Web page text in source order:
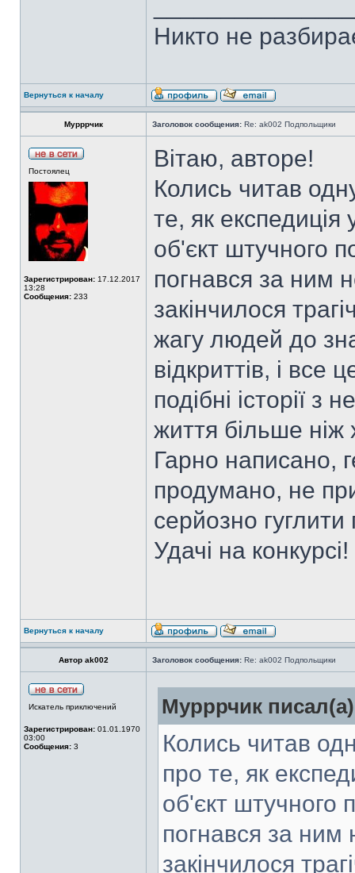
Никто не
Вернуться к началу
Мурррчик Заголовок сообщения: Re: ak002 Подпольщики
Постоялец
Зарегистрирован: 17.12.2017
13:28
Сообщения: 233
Вітаю, авторе!
Колись читав
те, як
об'єкт штучного
погнався за ним
закінчилося
жагу людей до
відкриттів, і все
подібні історії
життя більше ніж
Гарно написано,
продумано, не
серйозно
Удачі на конкурсі!
Вернуться к началу
Автор ak002 Заголовок сообщения: Re: ak002 Подпольщики
Искатель приключений
Зарегистрирован: 01.01.1970
03:00
Сообщения: 3
Мурррчик
Колись читав
про те, як
об'єкт штучного
погнався за ним
закінчилося